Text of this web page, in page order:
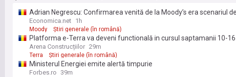
Adrian Negrescu: Confirmarea venită de la Moody’s era scenariul
România nu a câştigat nimic, a evitat o pierdere
Economica.net 1h
Moody Știri generale (în română)
Platforma e-Terra va deveni functională in cursul saptamanii 10-
Arena Construcțiilor 29m
Terra Știri generale (în română)
Ministerul Energiei emite alertă timpurie
Forbes.ro 39m